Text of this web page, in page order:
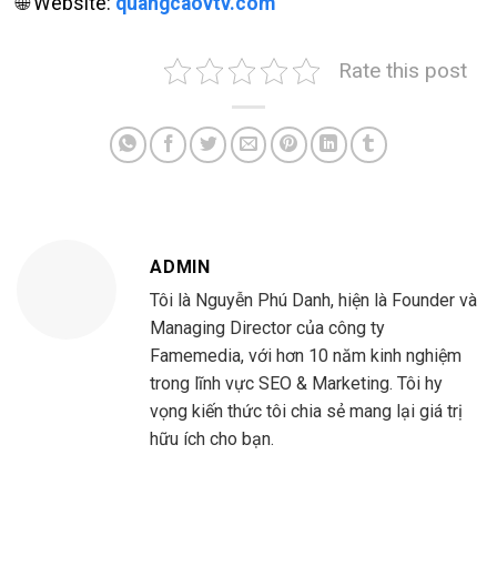
Rate this post
ADMIN
Tôi là Nguyễn Phú Danh, hiện là Founder và
Managing Director của công ty
Famemedia, với hơn 10 năm kinh nghiệm
trong lĩnh vực SEO & Marketing. Tôi hy
vọng kiến thức tôi chia sẻ mang lại giá trị
hữu ích cho bạn.